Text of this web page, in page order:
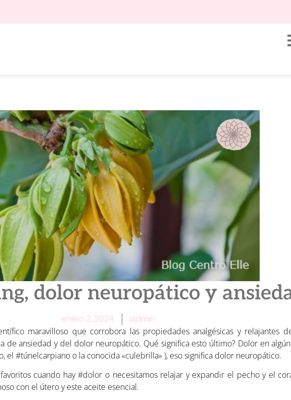
dolor neuropático y
enero 2, 2024 admin
maravilloso que corrobora las propiedades analgésicas y relajantes
de ansiedad y del dolor neuropático. Qué significa esto último? Dolor en
el #túnelcarpiano o la conocida «culebrilla» ), eso significa dolor neuropático.
cuando hay #dolor o necesitamos relajar y expandir el pecho y el
con el útero y este aceite esencial.